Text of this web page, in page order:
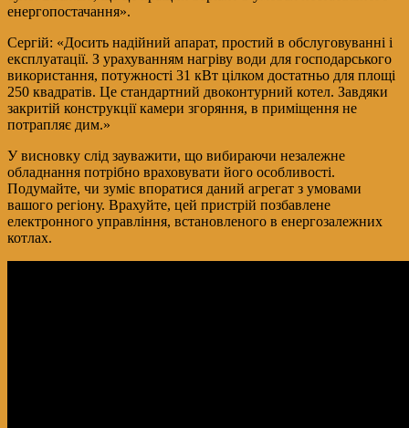
енергопостачання».
Сергій: «Досить надійний апарат, простий в обслуговуванні і
експлуатації. З урахуванням нагріву води для господарського
використання, потужності 31 кВт цілком достатньо для площі
250 квадратів. Це стандартний двоконтурний котел. Завдяки
закритій конструкції камери згоряння, в приміщення не
потрапляє дим.»
У висновку слід зауважити, що вибираючи незалежне
обладнання потрібно враховувати його особливості.
Подумайте, чи зуміє впоратися даний агрегат з умовами
вашого регіону. Врахуйте, цей пристрій позбавлене
електронного управління, встановленого в енергозалежних
котлах.